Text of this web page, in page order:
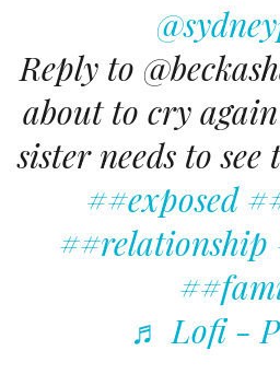
Reply to
about to cry
sister needs to see
##exposed
##relationship
♬ Lofi -